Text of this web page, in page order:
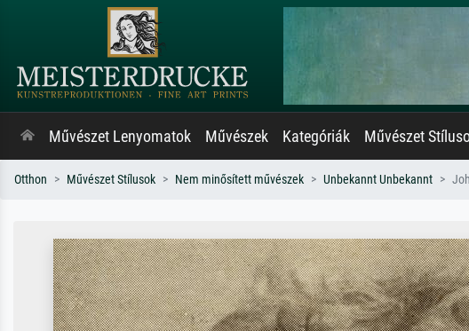
Művészet Lenyomatok Művészek Kategóriák Művészet
Otthon Művészet Stílusok Nem minősített művészek Unbekannt Unbekannt